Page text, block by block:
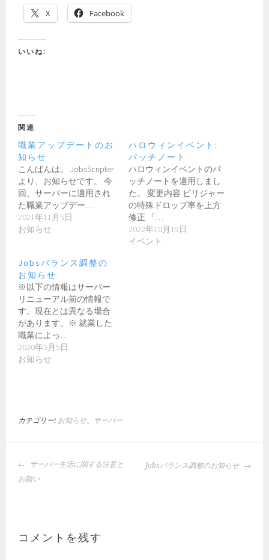
X Facebook
いいね:
関連
職業アップデートのお
知らせ
こんばんは。 JobsScripter
より、お知らせです。 今
回、サーバーに適用され
た職業アップデー…
2021年11月5日
お知らせ
ハロウィンイベント:
パッチノート
ハロウィンイベントのパ
ッチノートを適用しまし
た。 変更内容 ピリジャー
の特殊ドロップ率を上方
修正 「…
2022年10月19日
イベント
Jobsバランス調整の
お知らせ
※以下の情報はサーバー
リニューアル前の情報で
す。現在とは異なる場合
があります。※ 就業した
職業によっ…
2020年5月5日
お知らせ
カテゴリー: お知らせ、 サーバー
投
稿
ー
サーバー生活に関する注意と
お願い
Jobsバランス調整のお知らせ
コメントを残す